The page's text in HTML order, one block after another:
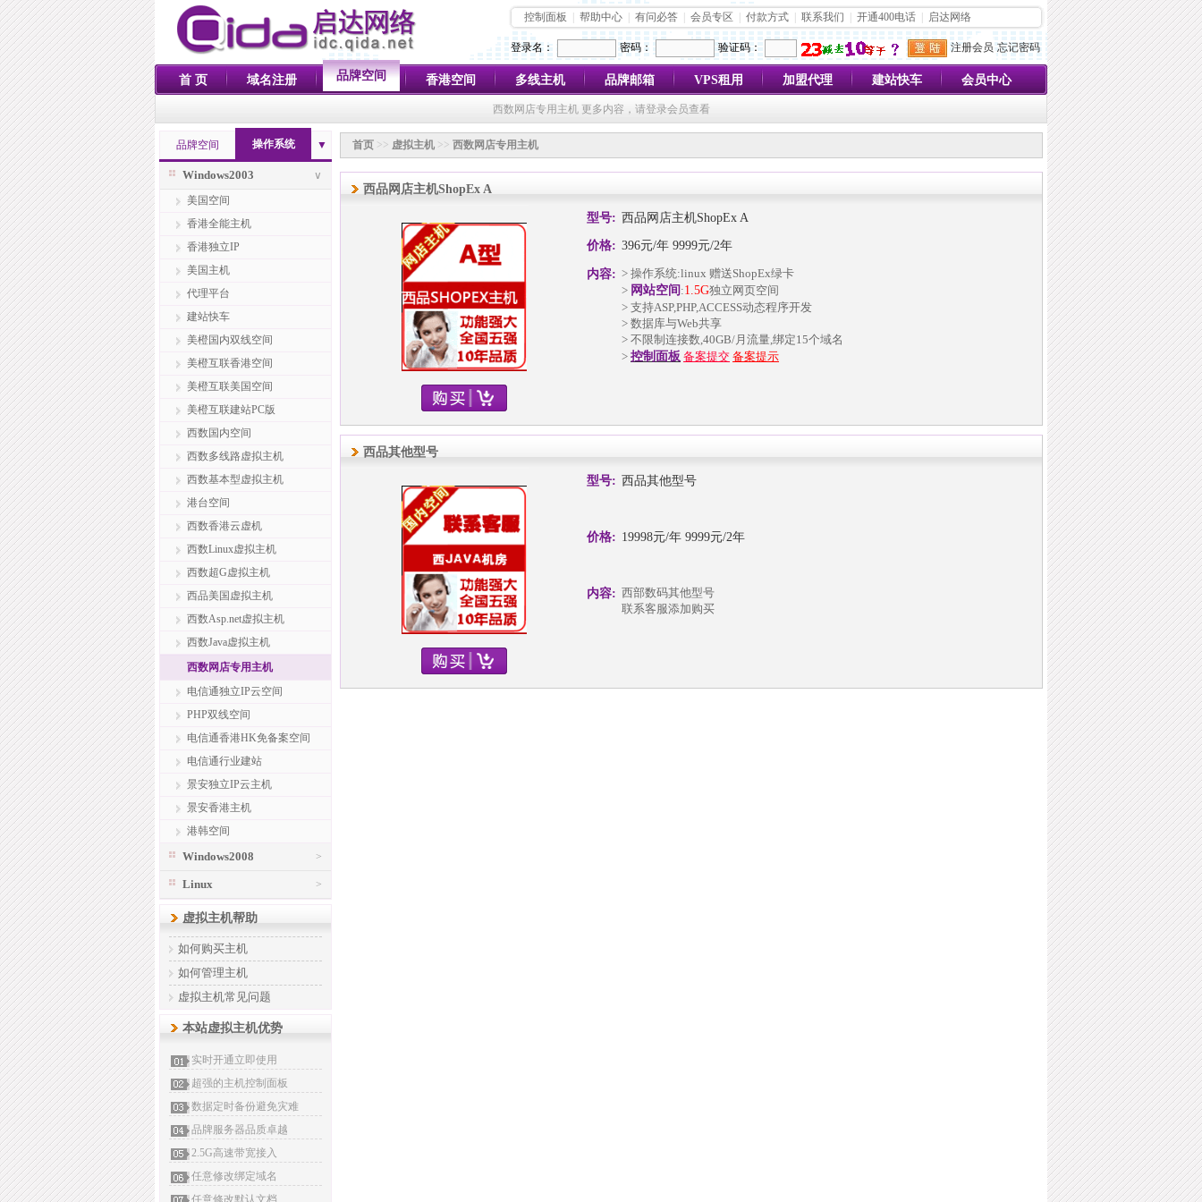
控制面板 帮助中心 有问必答 会员专区 付款方式 联系我们 开通400电话 启达网络
登录名： 密码： 验证码： 注册会员 忘记密码
首 页 域名注册 品牌空间 香港空间 多线主机 品牌邮箱 VPS租用 加盟代理 建站快车 会员中心
西数网店专用主机 更多内容，请登录会员查看
品牌空间 操作系统 ▼
∨
Windows2003
美国空间
香港全能主机
香港独立IP
美国主机
代理平台
建站快车
美橙国内双线空间
美橙互联香港空间
美橙互联美国空间
美橙互联建站PC版
西数国内空间
西数多线路虚拟主机
西数基本型虚拟主机
港台空间
西数香港云虚机
西数Linux虚拟主机
西数超G虚拟主机
西品美国虚拟主机
西数Asp.net虚拟主机
西数Java虚拟主机
西数网店专用主机
电信通独立IP云空间
PHP双线空间
电信通香港HK免备案空间
电信通行业建站
景安独立IP云主机
景安香港主机
港韩空间
>
Windows2008
>
Linux
虚拟主机帮助
如何购买主机
如何管理主机
虚拟主机常见问题
本站虚拟主机优势
实时开通立即使用
超强的主机控制面板
数据定时备份避免灾难
品牌服务器品质卓越
2.5G高速带宽接入
任意修改绑定域名
任意修改默认文档
首页 >> 虚拟主机 >> 西数网店专用主机
西品网店主机ShopEx A
型号: 西品网店主机ShopEx A
价格: 396元/年 9999元/2年
内容: > 操作系统:linux 赠送ShopEx绿卡
> 网站空间 :1.5G独立网页空间
> 支持ASP,PHP,ACCESS动态程序开发
> 数据库与Web共享
> 不限制连接数,40GB/月流量,绑定15个域名
> 控制面板 备案提交 备案提示
西品其他型号
型号: 西品其他型号
价格: 19998元/年 9999元/2年
内容: 西部数码其他型号
联系客服添加购买